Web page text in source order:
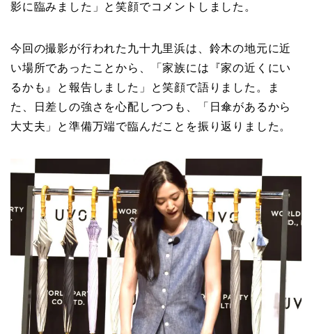
影に臨みました」と笑顔でコメントしました。
今回の撮影が行われた九十九里浜は、鈴木の地元に近
い場所であったことから、「家族には『家の近くにい
るかも』と報告しました」と笑顔で語りました。ま
た、日差しの強さを心配しつつも、「日傘があるから
大丈夫」と準備万端で臨んだことを振り返りました。